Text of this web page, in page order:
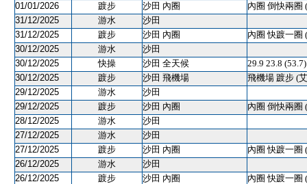
01/01/2026
踱步 沙田 內圈
內圈 倒快兩圈
31/12/2025
游水
沙田
31/12/2025
踱步 沙田 內圈
內圈 快踱一圈
30/12/2025
游水
沙田
30/12/2025
快操 沙田 全天候
29.9 23.8
30/12/2025
踱步 沙田 飛機場
飛機場 踱步 (
29/12/2025
游水
沙田
29/12/2025
踱步 沙田 內圈
內圈 倒快兩圈
28/12/2025
游水
沙田
27/12/2025
游水
沙田
27/12/2025
踱步 沙田 內圈
內圈 快踱一圈
26/12/2025
游水
沙田
26/12/2025
踱步 沙田 內圈
內圈 快踱一圈